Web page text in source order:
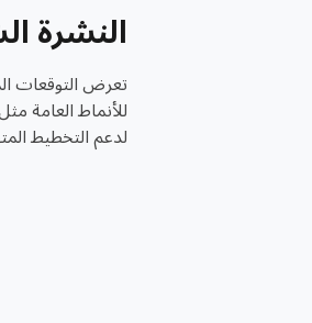
النشرة
تعرض التوقعات
للأنماط العامة
لدعم التخطيط